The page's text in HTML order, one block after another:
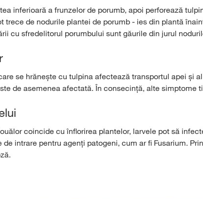
inferioară a frunzelor de porumb, apoi perforează
trece de nodurile plantei de porumb - ies din plantă
cu sfredelitorul porumbului sunt găurile din jurul
se hrănește cu tulpina afectează transportul apei și
de asemenea afectată. În consecință, alte
coincide cu înflorirea plantelor, larvele pot să
intrare pentru agenți patogeni, cum ar fi Fusarium.